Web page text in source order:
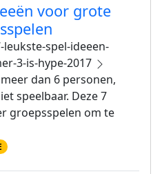
voor grote
leukste-spel-ideeen-
3-is-hype-2017
dan 6 personen,
speelbaar. Deze 7
groepsspelen om te